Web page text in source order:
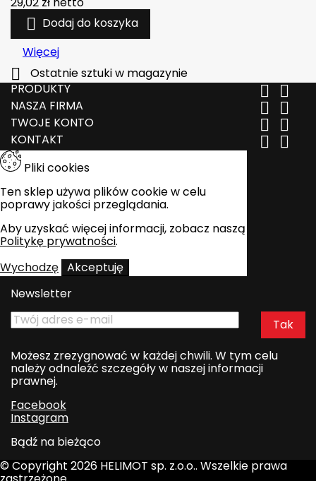
 Dodaj do koszyka
Więcej

Ostatnie sztuki w magazynie
PRODUKTY
 
NASZA FIRMA  
TWOJE KONTO  
KONTAKT  
Pliki cookies
Ten sklep używa plików cookie w celu
poprawy jakości przeglądania.
Aby uzyskać więcej informacji, zobacz naszą
Politykę prywatności.
Wychodzę Akceptuję
Newsletter
Możesz zrezygnować w każdej chwili. W tym celu
należy odnaleźć szczegóły w naszej informacji
prawnej.
Facebook
Instagram
Bądź na bieżąco
© Copyright 2026 HELIMOT sp. z.o.o.. Wszelkie prawa